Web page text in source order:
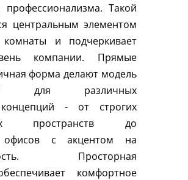
профессионализма. Такой
центральным элементом
комнаты и подчеркивает
компании. Прямые
форма делают модель
для различных
- от строгих
пространств до
офисов с акцентом на
Просторная
комфортное